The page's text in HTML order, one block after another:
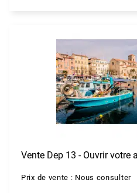
Vente Dep 13 - Ouvrir votre
Prix de vente : Nous consulter